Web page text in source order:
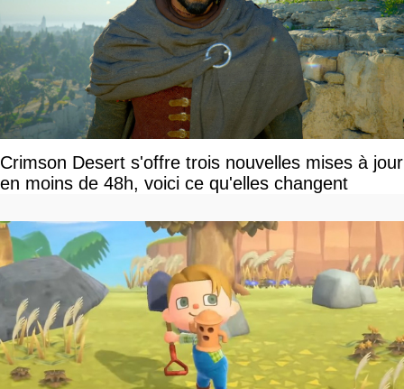
Crimson Desert s'offre trois nouvelles mises à jour
en moins de 48h, voici ce qu'elles changent